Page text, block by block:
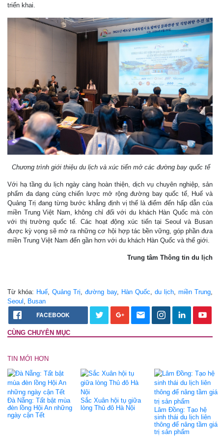
triển khai.
Chương trình giới thiệu du lịch và xúc tiến mở các đường bay quốc tế
Với hạ tầng du lịch ngày càng hoàn thiện, dịch vụ chuyên nghiệp, sản
phẩm đa dạng cùng chiến lược mở rộng đường bay quốc tế, Huế và
Quảng Trị đang từng bước khẳng định vị thế là điểm đến hấp dẫn của
miền Trung Việt Nam, không chỉ đối với du khách Hàn Quốc mà còn
với thị trường quốc tế. Các hoạt động xúc tiến tại Seoul và Busan
được kỳ vọng sẽ mở ra những cơ hội hợp tác bền vững, góp phần đưa
miền Trung Việt Nam đến gần hơn với du khách Hàn Quốc và thế giới.
Trung tâm Thông tin du lịch
Từ khóa: Huế ,Quảng Trị ,đường bay, Hàn Quốc du lịch,miền Trung
Seoul
Busan
FACEBOOK
CÙNG CHUYÊN MỤC
TIN MỚI HƠN
Đà Nẵng: Tất bật mùa
đèn lồng Hội An những
ngày cận Tết
Sắc Xuân hội tụ giữa
lòng Thủ đô Hà Nội
Lâm Đồng: Tạo hệ
sinh thái du lịch liên
thông để nâng tầm giá
trị sản phẩm